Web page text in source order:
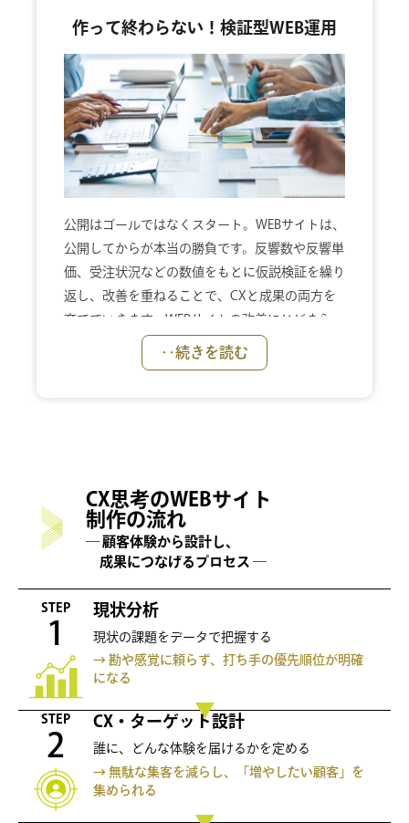
ことで、「ここなら大丈夫そうだ」という期待感
が高まり、問い合わせや相談へと自然につながっ
ていきます。
作って終わらない！検証型WEB運用
公開はゴールではなくスタート。WEBサイトは、
公開してからが本当の勝負です。反響数や反響単
価、受注状況などの数値をもとに仮説検証を繰り
返し、改善を重ねることで、CXと成果の両方を
育てていきます。WEBサイトの改善にとどまら
ず、目標数値に届かない場合には、セミナーやプ
ロモーション、SNS施策なども柔軟に組み合わせ
‥続きを読む
CX思考のWEBサイト
制作の流れ
― 顧客体験から設計し、
成果につなげるプロセス ―
STEP
1
現状分析
現状の課題をデータで把握する
→ 勘や感覚に頼らず、打ち手の優先順位が明確
になる
STEP
2
CX・ターゲット設計
誰に、どんな体験を届けるかを定める
→ 無駄な集客を減らし、「増やしたい顧客」を
集められる